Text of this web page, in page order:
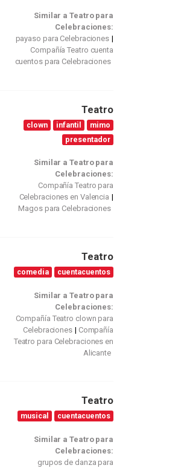
Similar a Teatro para
Celebraciones:
payaso para Celebraciones
Compañía Teatro cuenta
cuentos para Celebraciones
Teatro
clown infantil
mimo
presentador
Similar a Teatro para
Celebraciones:
Compañía Teatro para
Celebraciones en Valencia
Magos para Celebraciones
Teatro
comedia cuentacuentos
Similar a Teatro para
Celebraciones:
Compañía Teatro clown para
Celebraciones
Compañía
Teatro para Celebraciones en
Alicante
Teatro
musical cuentacuentos
Similar a Teatro para
Celebraciones:
grupos de danza para